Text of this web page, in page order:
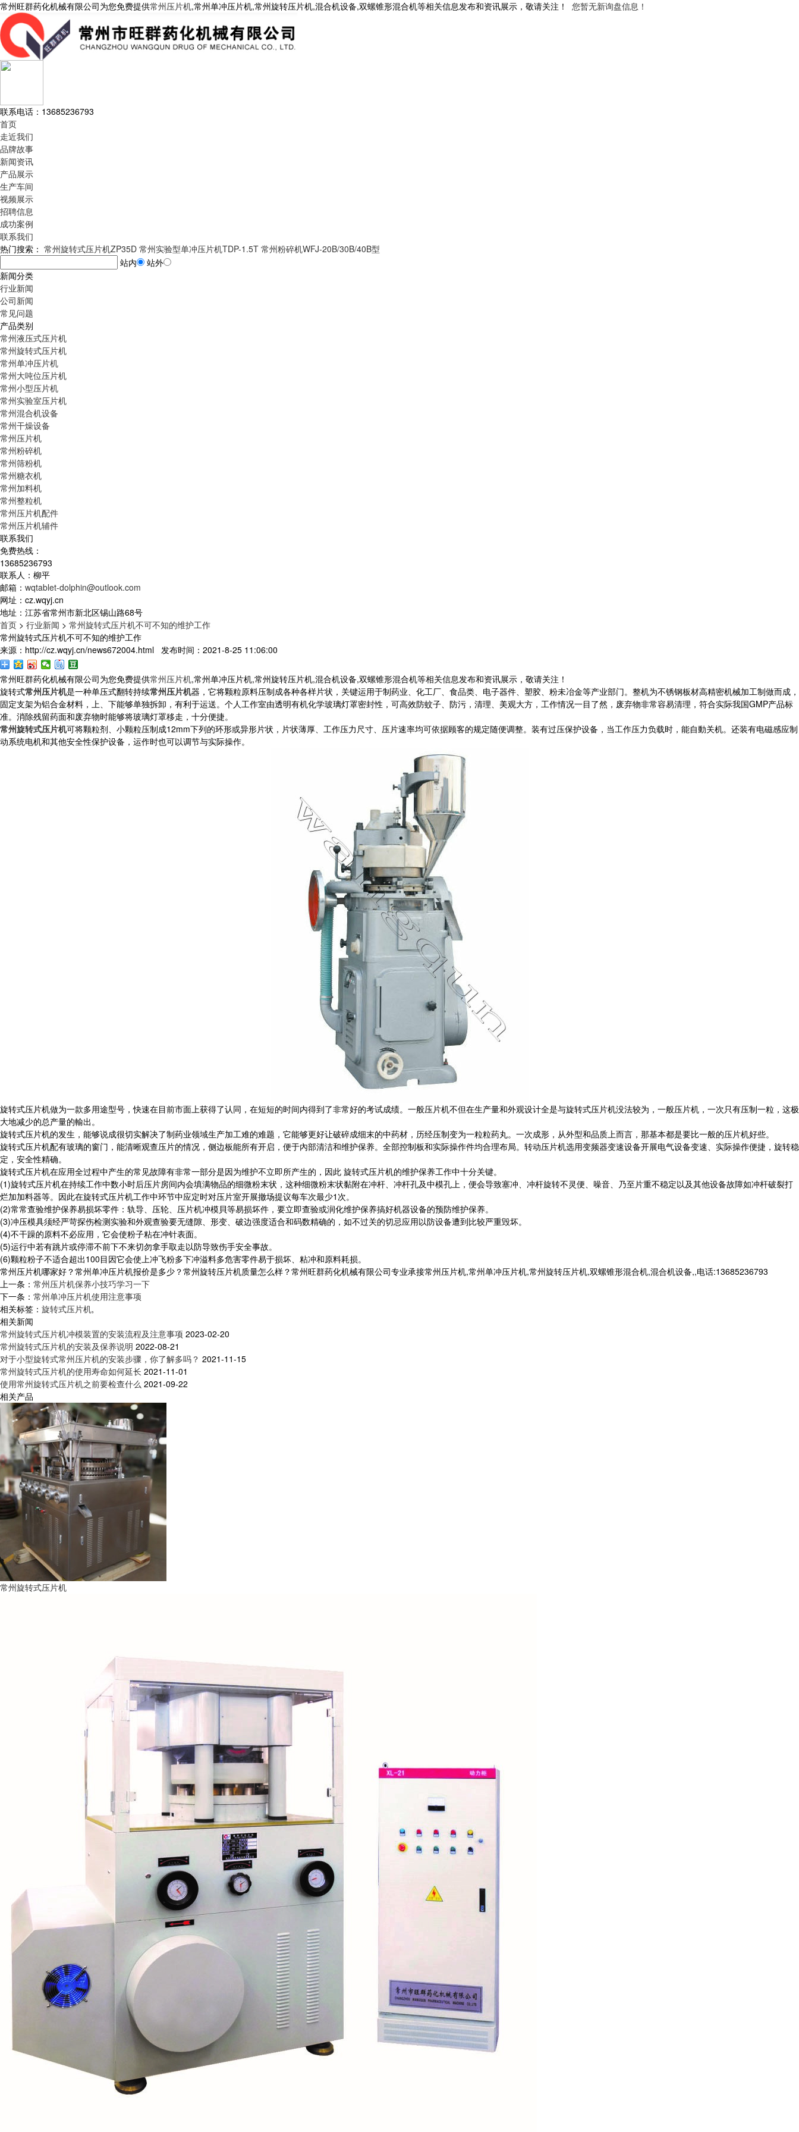
常州旺群药化机械有限公司为您免费提供常州压片机,常州单冲压片机,常州旋转压片机,混合机设备,双螺锥形混合机等相关信息发布和资讯展示，敬请关注！ 您暂无新询盘信息！
联系电话： 13685236793
首页
走近我们
品牌故事
新闻资讯
产品展示
生产车间
视频展示
招聘信息
成功案例
联系我们
热门搜索： 常州旋转式压片机ZP35D 常州实验型单冲压片机TDP-1.5T 常州粉碎机WFJ-20B/30B/40B型
站内
站外
新闻分类
行业新闻
公司新闻
常见问题
产品类别
常州液压式压片机
常州旋转式压片机
常州单冲压片机
常州大吨位压片机
常州小型压片机
常州实验室压片机
常州混合机设备
常州干燥设备
常州压片机
常州粉碎机
常州筛粉机
常州糖衣机
常州加料机
常州整粒机
常州压片机配件
常州压片机辅件
联系我们
免费热线：
13685236793
联系人：柳平
邮箱： wqtablet-dolphin@outlook.com
网址：cz.wqyj.cn
地址：江苏省常州市新北区锡山路68号
首页 > 行业新闻 > 常州旋转式压片机不可不知的维护工作
常州旋转式压片机不可不知的维护工作
来源：http://cz.wqyj.cn/news672004.html 发布时间：2021-8-25 11:06:00
常州旺群药化机械有限公司为您免费提供常州压片机,常州单冲压片机,常州旋转压片机,混合机设备,双螺锥形混合机等相关信息发布和资讯展示，敬请关注！
旋转式常州压片机是一种单压式翻转持续常州压片机器，它将颗粒原料压制成各种各样片状，关键运用于制药业、化工厂、食品类、电子器件、塑胶、粉未冶金等产业部门。 整机为不锈钢板材高精密机械加工制做而成，
固定支架为铝合金材料，上、下能够单独拆卸，有利于运送。个人工作室由透明有机化学玻璃灯罩密封性，可高效防蚊子、防污，清理、美观大方，工作情况一目了然，废弃物非常容易清理，符合实际我国GMP产品标
准。消除残留药面和废弃物时能够将玻璃灯罩移走，十分便捷。
常州旋转式压片机可将颗粒剂、小颗粒压制成12mm下列的环形或异形片状，片状薄厚、工作压力尺寸、压片速率均可依据顾客的规定随便调整。装有过压保护设备，当工作压力负载时，能自動关机。还装有电磁感应制
动系统电机和其他安全性保护设备，运作时也可以调节与实际操作。
旋转式压片机做为一款多用途型号，快速在目前市面上获得了认同，在短短的时间内得到了非常好的考试成绩。一般压片机不但在生产量和外观设计全是与旋转式压片机没法较为，一般压片机，一次只有压制一粒，这极
大地减少的总产量的輸出。
旋转式压片机的发生，能够说成很切实解决了制药业领域生产加工难的难题，它能够更好让破碎成细末的中药材，历经压制变为一粒粒药丸。一次成形，从外型和品质上而言，那基本都是要比一般的压片机好些。
旋转式压片机配有玻璃的窗门，能清晰观查压片的情况，侧边板能所有开启，便于內部清洁和维护保养。全部控制板和实际操作件均合理布局。转动压片机选用变频器变速设备开展电气设备变速、实际操作便捷，旋转稳
定，安全性精确。
旋转式压片机在应用全过程中产生的常见故障有非常一部分是因为维护不立即所产生的，因此 旋转式压片机的维护保养工作中十分关键。
(1)旋转式压片机在持续工作中数小时后压片房间内会填满物品的细微粉末状，这种细微粉末状黏附在冲杆、冲杆孔及中模孔上，便会导致塞冲、冲杆旋转不灵便、噪音、乃至片重不稳定以及其他设备故障如冲杆破裂打
烂加加料器等。因此在旋转式压片机工作中环节中应定时对压片室开展撤场提议每车次最少1次。
(2)常常查验维护保养易损坏零件：轨导、压轮、压片机冲模貝等易损坏件，要立即查验或润化维护保养搞好机器设备的预防维护保养。
(3)冲压模具须经严苛探伤检测实验和外观查验要无缝隙、形变、破边强度适合和码数精确的，如不过关的切忌应用以防设备遭到比较严重毁坏。
(4)不干躁的原料不必应用，它会使粉子粘在冲针表面。
(5)运行中若有跳片或停滞不前下不来切勿拿手取走以防导致伤手安全事故。
(6)颗粒粉子不适合超出100目因它会使上冲飞粉多下冲溢料多危害零件易于损坏、粘冲和原料耗损。
常州压片机哪家好？常州单冲压片机报价是多少？常州旋转压片机质量怎么样？常州旺群药化机械有限公司专业承接常州压片机,常州单冲压片机,常州旋转压片机,双螺锥形混合机,混合机设备,,电话:13685236793
上一条： 常州压片机保养小技巧学习一下
下一条： 常州单冲压片机使用注意事项
相关标签： 旋转式压片机,
相关新闻
常州旋转式压片机冲模装置的安装流程及注意事项 2023-02-20
常州旋转式压片机的安装及保养说明 2022-08-21
对于小型旋转式常州压片机的安装步骤，你了解多吗？ 2021-11-15
常州旋转式压片机的使用寿命如何延长 2021-11-01
使用常州旋转式压片机之前要检查什么 2021-09-22
相关产品
常州旋转式压片机